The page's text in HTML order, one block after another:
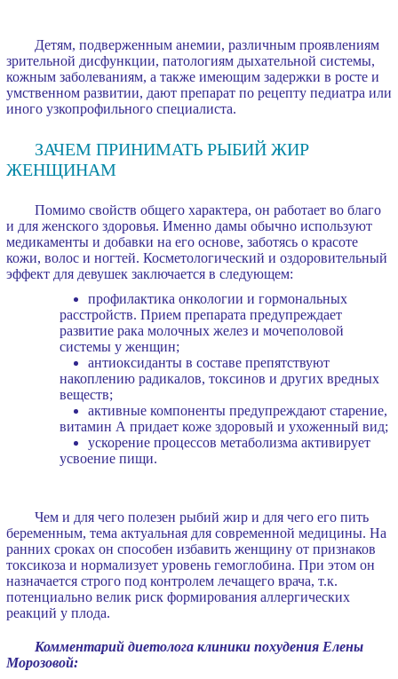
Детям, подверженным анемии, различным проявлениям
зрительной дисфункции, патологиям дыхательной системы,
кожным заболеваниям, а также имеющим задержки в росте и
умственном развитии, дают препарат по рецепту педиатра или
иного узкопрофильного специалиста.
ЗАЧЕМ ПРИНИМАТЬ РЫБИЙ ЖИР
ЖЕНЩИНАМ
Помимо свойств общего характера, он работает во благо
и для женского здоровья. Именно дамы обычно используют
медикаменты и добавки на его основе, заботясь о красоте
кожи, волос и ногтей. Косметологический и оздоровительный
эффект для девушек заключается в следующем:
профилактика онкологии и гормональных
расстройств. Прием препарата предупреждает
развитие рака молочных желез и мочеполовой
системы у женщин;
антиоксиданты в составе препятствуют
накоплению радикалов, токсинов и других вредных
веществ;
активные компоненты предупреждают старение,
витамин А придает коже здоровый и ухоженный вид;
ускорение процессов метаболизма активирует
усвоение пищи.
Чем и для чего полезен рыбий жир и для чего его пить
беременным, тема актуальная для современной медицины. На
ранних сроках он способен избавить женщину от признаков
токсикоза и нормализует уровень гемоглобина. При этом он
назначается строго под контролем лечащего врача, т.к.
потенциально велик риск формирования аллергических
реакций у плода.
Комментарий диетолога клиники похудения Елены
Морозовой: